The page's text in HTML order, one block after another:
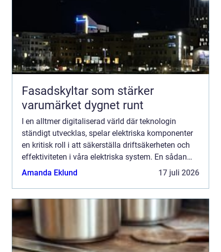
Fasadskyltar som stärker
varumärket dygnet runt
I en alltmer digitaliserad värld där teknologin
ständigt utvecklas, spelar elektriska komponenter
en kritisk roll i att säkerställa driftsäkerheten och
effektiviteten i våra elektriska system. En sådan
centra...
Amanda Eklund 17 juli 2026